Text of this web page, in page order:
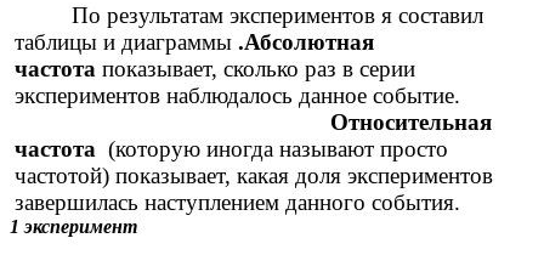
По результатам экспериментов я составил
таблицы и диаграммы .Абсолютная
частота показывает, сколько раз в серии
экспериментов наблюдалось данное событие.
Относительная
частота (которую иногда называют просто
частотой) показывает, какая доля экспериментов
завершилась наступлением данного события.
1 эксперимент